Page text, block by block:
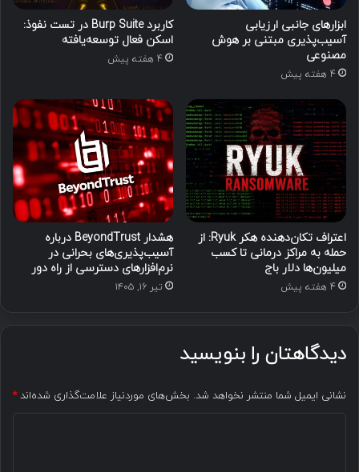
ابزارهای جانبی ارزیابی
آسیب‌پذیری مبتنی بر هوش
مصنوعی
4 هفته پیش
کاربرد Burp Suite در تست نفوذ:
اسکن فعال توسعه‌یافته
4 هفته پیش
اعتراف تکان‌دهنده هکر Ryuk: از
حمله به مراکز درمانی تا کسب
میلیون‌ها دلار باج
4 هفته پیش
هشدار BeyondTrust درباره
آسیب‌پذیری‌های بحرانی در
نرم‌افزارهای دسترسی از راه دور
تیر ۱۶, ۱۴۰۵
دیدگاهتان را بنویسید
نشانی ایمیل شما منتشر نخواهد شد. بخش‌های موردنیاز علامت‌گذاری شده‌اند*